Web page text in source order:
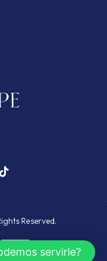
Reserved.
servirle?